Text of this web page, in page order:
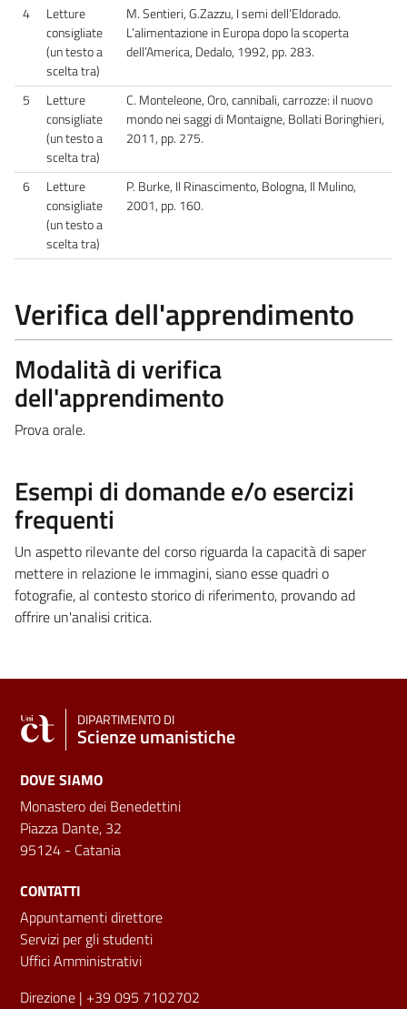
4
Letture
consigliate
(un testo a
scelta tra)
M. Sentieri, G.Zazzu, I semi dell’Eldorado.
L’alimentazione in Europa dopo la scoperta
dell’America, Dedalo, 1992, pp. 283.
5
Letture
consigliate
(un testo a
scelta tra)
C. Monteleone, Oro, cannibali, carrozze: il nuovo
mondo nei saggi di Montaigne, Bollati Boringhieri,
2011, pp. 275.
6
Letture
consigliate
(un testo a
scelta tra)
P. Burke, Il Rinascimento, Bologna, Il Mulino,
2001, pp. 160.
Verifica dell'apprendimento
Modalità di verifica
dell'apprendimento
Prova orale.
Esempi di domande e/o esercizi
frequenti
Un aspetto rilevante del corso riguarda la capacità di saper
mettere in relazione le immagini, siano esse quadri o
fotografie, al contesto storico di riferimento, provando ad
offrire un'analisi critica.
DIPARTIMENTO DI
Scienze umanistiche
DOVE SIAMO
Monastero dei Benedettini
Piazza Dante, 32
95124 - Catania
CONTATTI
Appuntamenti direttore
Servizi per gli studenti
Uffici Amministrativi
Direzione | +39 095 7102702